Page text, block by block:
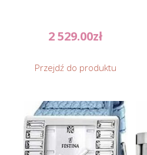
2 529.00zł
Przejdź do produktu